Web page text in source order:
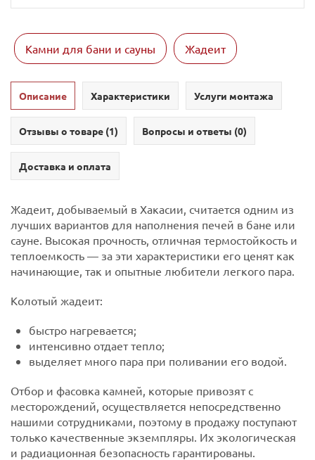
Камни для бани и сауны Жадеит
Описание Характеристики Услуги монтажа
Отзывы о товаре (1) Вопросы и ответы (0)
Доставка и оплата
Жадеит, добываемый в Хакасии, считается одним из
лучших вариантов для наполнения печей в бане или
сауне. Высокая прочность, отличная термостойкость и
теплоемкость — за эти характеристики его ценят как
начинающие, так и опытные любители легкого пара.
Колотый жадеит:
быстро нагревается;
интенсивно отдает тепло;
выделяет много пара при поливании его водой.
Отбор и фасовка камней, которые привозят с
месторождений, осуществляется непосредственно
нашими сотрудниками, поэтому в продажу поступают
только качественные экземпляры. Их экологическая
и радиационная безопасность гарантированы.